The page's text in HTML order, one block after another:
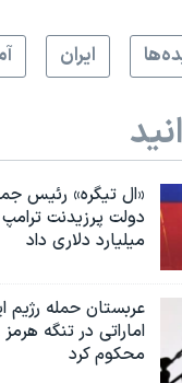
ايران
«ال تیگره» رئیس
دولت پرزیدنت
میلیارد دلاری داد
عربستان حمله رژیم
اماراتی در تنگه
محکوم کرد